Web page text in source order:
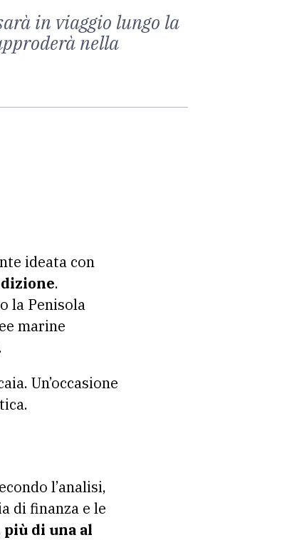
in viaggio lungo la
nella
ideata con
.
la Penisola
marine
Un’occasione
l’analisi,
di finanza e le
di una al